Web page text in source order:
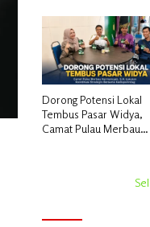
Dorong Potensi Lokal
Tembus Pasar Widya,
Camat Pulau Merbau